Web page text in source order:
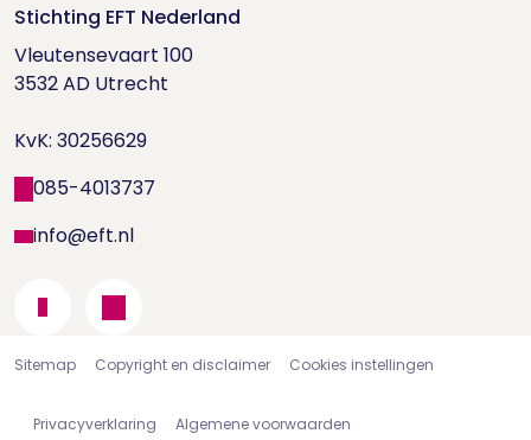
Doe de relatietest
Houd me Vast-bijeenkomsten
Trainingen
Supervisorenlijst
Nieuwsbrief ontvangen?
Wetenschappelijk onderzoek
Stichting EFT Nederland
Vleutensevaart 100
3532 AD Utrecht
KvK: 30256629
085-4013737
info@eft.nl
Sitemap Copyright en disclaimer Cookies instellingen
Privacyverklaring Algemene voorwaarden